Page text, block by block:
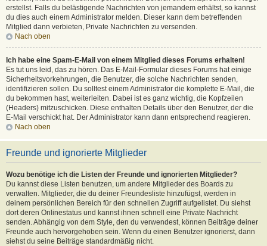
erstellst. Falls du belästigende Nachrichten von jemandem erhältst, so kannst
du dies auch einem Administrator melden. Dieser kann dem betreffenden
Mitglied dann verbieten, Private Nachrichten zu versenden.
Nach oben
Ich habe eine Spam-E-Mail von einem Mitglied dieses Forums erhalten!
Es tut uns leid, das zu hören. Das E-Mail-Formular dieses Forums hat einige
Sicherheitsvorkehrungen, die Benutzer, die solche Nachrichten senden,
identifizieren sollen. Du solltest einem Administrator die komplette E-Mail, die
du bekommen hast, weiterleiten. Dabei ist es ganz wichtig, die Kopfzeilen
(Headers) mitzuschicken. Diese enthalten Details über den Benutzer, der die
E-Mail verschickt hat. Der Administrator kann dann entsprechend reagieren.
Nach oben
Freunde und ignorierte Mitglieder
Wozu benötige ich die Listen der Freunde und ignorierten Mitglieder?
Du kannst diese Listen benutzen, um andere Mitglieder des Boards zu
verwalten. Mitglieder, die du deiner Freundesliste hinzufügst, werden in
deinem persönlichen Bereich für den schnellen Zugriff aufgelistet. Du siehst
dort deren Onlinestatus und kannst ihnen schnell eine Private Nachricht
senden. Abhängig von dem Style, den du verwendest, können Beiträge deiner
Freunde auch hervorgehoben sein. Wenn du einen Benutzer ignorierst, dann
siehst du seine Beiträge standardmäßig nicht.